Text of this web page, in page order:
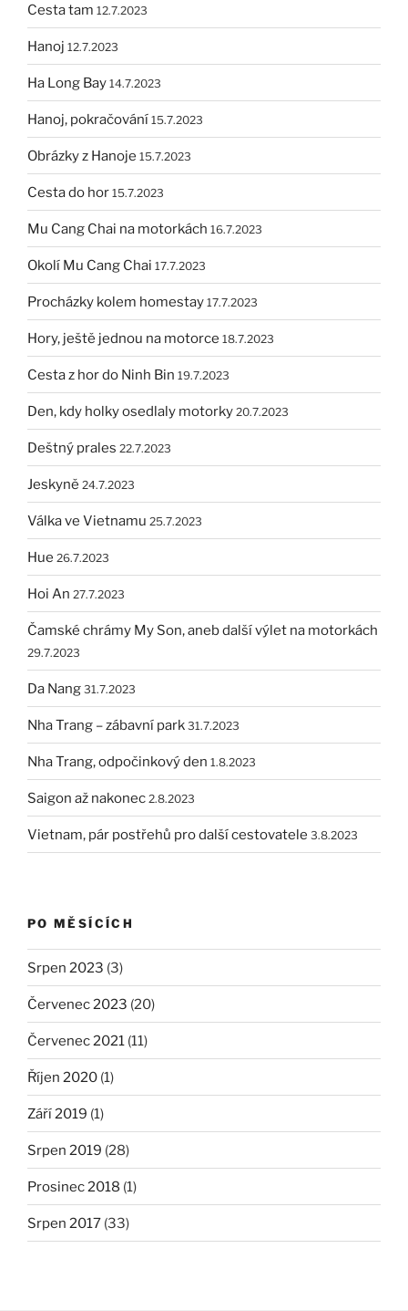
Cesta tam 12.7.2023
Hanoj 12.7.2023
Ha Long Bay 14.7.2023
Hanoj, pokračování 15.7.2023
Obrázky z Hanoje 15.7.2023
Cesta do hor 15.7.2023
Mu Cang Chai na motorkách 16.7.2023
Okolí Mu Cang Chai 17.7.2023
Procházky kolem homestay 17.7.2023
Hory, ještě jednou na motorce 18.7.2023
Cesta z hor do Ninh Bin 19.7.2023
Den, kdy holky osedlaly motorky 20.7.2023
Deštný prales 22.7.2023
Jeskyně 24.7.2023
Válka ve Vietnamu 25.7.2023
Hue 26.7.2023
Hoi An 27.7.2023
Čamské chrámy My Son, aneb další výlet na motorkách
29.7.2023
Da Nang 31.7.2023
Nha Trang – zábavní park 31.7.2023
Nha Trang, odpočinkový den 1.8.2023
Saigon až nakonec 2.8.2023
Vietnam, pár postřehů pro další cestovatele 3.8.2023
PO MĚSÍCÍCH
Srpen 2023 (3)
Červenec 2023 (20)
Červenec 2021 (11)
Říjen 2020 (1)
Září 2019 (1)
Srpen 2019 (28)
Prosinec 2018 (1)
Srpen 2017 (33)